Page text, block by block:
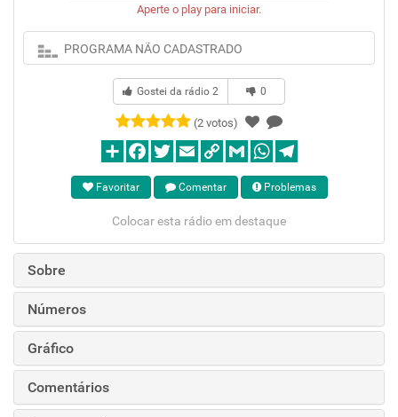
Aperte o play para iniciar.
PROGRAMA NÃO CADASTRADO
Gostei da rádio 2 0
(2 votos)
Favoritar Comentar Problemas
Colocar esta rádio em destaque
Sobre
Números
Gráfico
Comentários